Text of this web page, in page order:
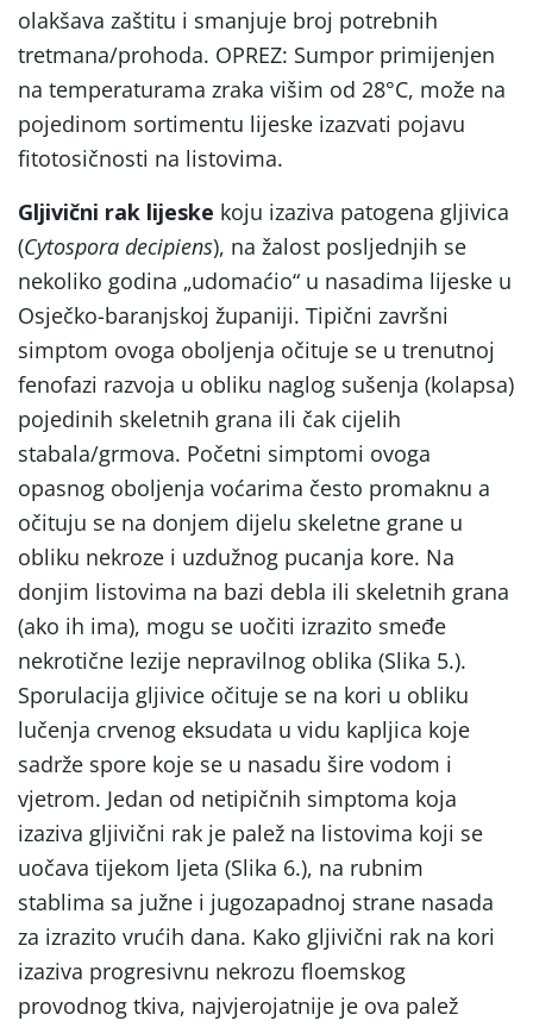
olakšava zaštitu i smanjuje broj potrebnih
tretmana/prohoda. OPREZ: Sumpor primijenjen
na temperaturama zraka višim od 28°C, može na
pojedinom sortimentu lijeske izazvati pojavu
fitotosičnosti na listovima.
Gljivični rak lijeske koju izaziva patogena gljivica
(Cytospora decipiens), na žalost posljednjih se
nekoliko godina „udomaćio“ u nasadima lijeske u
Osječko-baranjskoj županiji. Tipični završni
simptom ovoga oboljenja očituje se u trenutnoj
fenofazi razvoja u obliku naglog sušenja (kolapsa)
pojedinih skeletnih grana ili čak cijelih
stabala/grmova. Početni simptomi ovoga
opasnog oboljenja voćarima često promaknu a
očituju se na donjem dijelu skeletne grane u
obliku nekroze i uzdužnog pucanja kore. Na
donjim listovima na bazi debla ili skeletnih grana
(ako ih ima), mogu se uočiti izrazito smeđe
nekrotične lezije nepravilnog oblika (Slika 5.).
Sporulacija gljivice očituje se na kori u obliku
lučenja crvenog eksudata u vidu kapljica koje
sadrže spore koje se u nasadu šire vodom i
vjetrom. Jedan od netipičnih simptoma koja
izaziva gljivični rak je palež na listovima koji se
uočava tijekom ljeta (Slika 6.), na rubnim
stablima sa južne i jugozapadnoj strane nasada
za izrazito vrućih dana. Kako gljivični rak na kori
izaziva progresivnu nekrozu floemskog
provodnog tkiva, najvjerojatnije je ova palež